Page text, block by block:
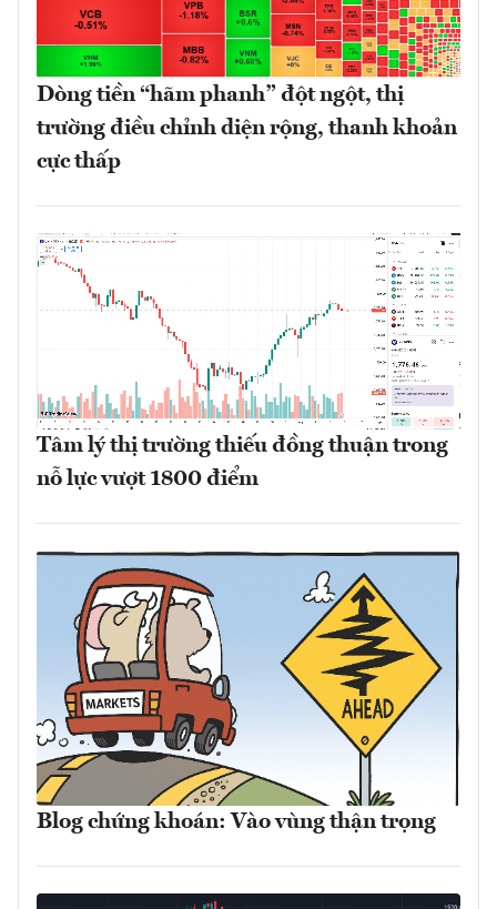
Dòng tiền “hãm phanh” đột ngột, thị
trường điều chỉnh diện rộng, thanh khoản
cực thấp
Tâm lý thị trường thiếu đồng thuận trong
nỗ lực vượt 1800 điểm
Blog chứng khoán: Vào vùng thận trọng